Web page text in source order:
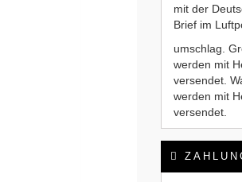
mit der
Brief im
umschlag.
werden mit
versendet.
werden mit
versendet.